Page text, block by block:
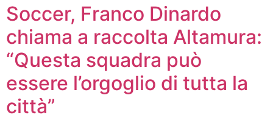
Soccer, Franco Dinardo
chiama a raccolta Altamura:
“Questa squadra può
essere l’orgoglio di tutta la
città”